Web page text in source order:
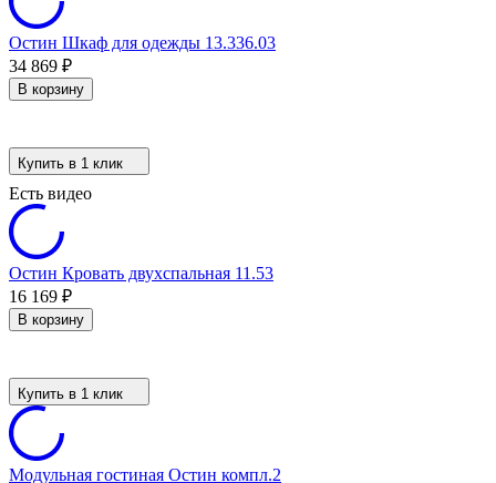
Остин Шкаф для одежды 13.336.03
34 869 ₽
В корзину
Купить в 1 клик
Есть видео
Остин Кровать двухспальная 11.53
16 169 ₽
В корзину
Купить в 1 клик
Модульная гостиная Остин компл.2